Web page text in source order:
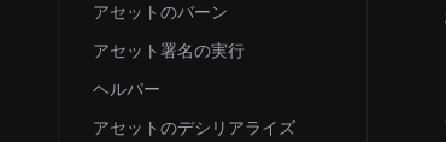
アセットのバーン
アセット署名の実行
ヘルパー
アセットのデシリアライズ